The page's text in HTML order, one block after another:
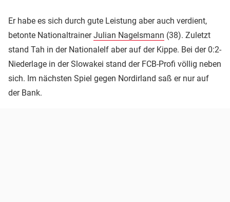
Er habe es sich durch gute Leistung aber auch verdient,
betonte NationaltrainerJulian Nagelsmann (38). Zuletzt
stand Tah in der Nationalelf aber auf der Kippe. Bei der 0:2-
Niederlage in der Slowakei stand der FCB-Profi völlig neben
sich. Im nächsten Spiel gegen Nordirland saß er nur auf
der Bank.